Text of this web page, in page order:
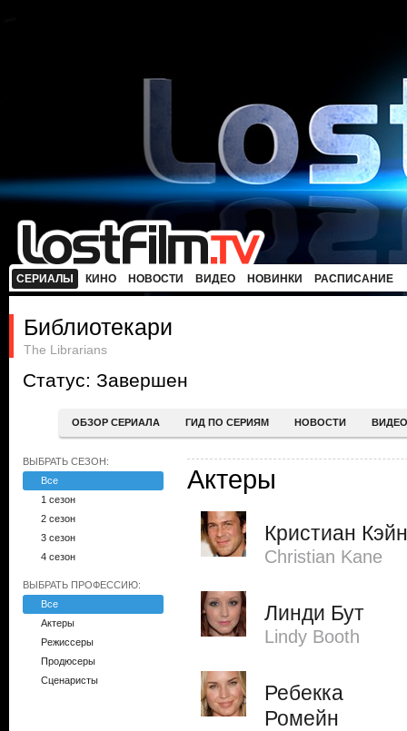
СЕРИАЛЫ КИНО НОВОСТИ ВИДЕО НОВИНКИ РАСПИСАНИЕ
Библиотекари
The Librarians
Статус: Завершен
ОБЗОР СЕРИАЛА ГИД ПО СЕРИЯМ НОВОСТИ ВИДЕО
ВЫБРАТЬ СЕЗОН:
Все
1 сезон
2 сезон
3 сезон
4 сезон
ВЫБРАТЬ ПРОФЕССИЮ:
Все
Актеры
Режиссеры
Продюсеры
Сценаристы
Актеры
Кристиан Кэйн
Christian Kane
Линди Бут
Lindy Booth
Ребекка
Ромейн